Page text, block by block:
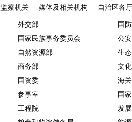
察机关 媒体及相关机构 自治区各
外交部
国
国家民族事务委员会
公
自然资源部
生
商务部
文
国资委
海
参事室
国
工程院
发